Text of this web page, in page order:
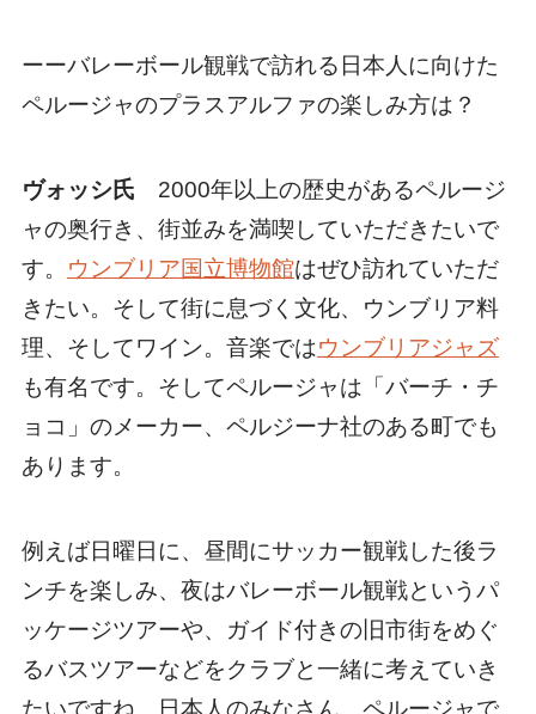
ーーバレーボール観戦で訪れる日本人に向けた
ペルージャのプラスアルファの楽しみ方は？
ヴォッシ氏 2000年以上の歴史があるペルージ
ャの奥行き、街並みを満喫していただきたいで
す。 ウンブリア国立博物館はぜひ訪れていただ
きたい。そして街に息づく文化、ウンブリア料
理、そしてワイン。音楽ではウンブリアジャズ
も有名です。そしてペルージャは「バーチ・チ
ョコ」のメーカー、ペルジーナ社のある町でも
あります。
例えば日曜日に、昼間にサッカー観戦した後ラ
ンチを楽しみ、夜はバレーボール観戦というパ
ッケージツアーや、ガイド付きの旧市街をめぐ
るバスツアーなどをクラブと一緒に考えていき
たいですね。日本人のみなさん、ペルージャで